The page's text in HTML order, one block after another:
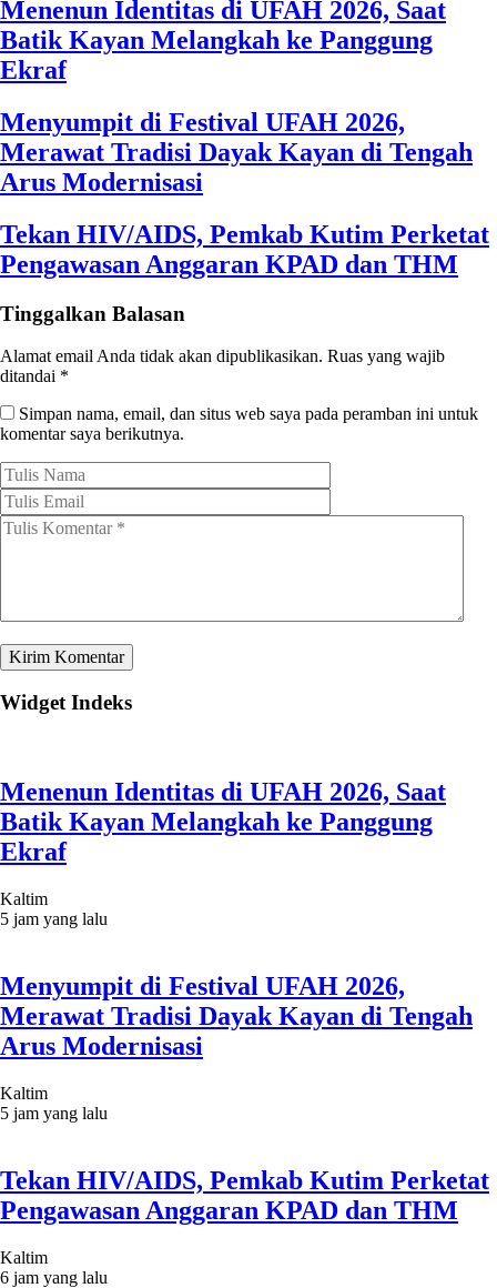
Menenun Identitas di UFAH 2026, Saat
Batik Kayan Melangkah ke Panggung
Ekraf
Menyumpit di Festival UFAH 2026,
Merawat Tradisi Dayak Kayan di Tengah
Arus Modernisasi
Tekan HIV/AIDS, Pemkab Kutim Perketat
Pengawasan Anggaran KPAD dan THM
Tinggalkan Balasan
Alamat email Anda tidak akan dipublikasikan. Ruas yang wajib
ditandai *
Simpan nama, email, dan situs web saya pada peramban ini untuk
komentar saya berikutnya.
Widget Indeks
Menenun Identitas di UFAH 2026, Saat
Batik Kayan Melangkah ke Panggung
Ekraf
Kaltim
5 jam yang lalu
Menyumpit di Festival UFAH 2026,
Merawat Tradisi Dayak Kayan di Tengah
Arus Modernisasi
Kaltim
5 jam yang lalu
Tekan HIV/AIDS, Pemkab Kutim Perketat
Pengawasan Anggaran KPAD dan THM
Kaltim
6 jam yang lalu